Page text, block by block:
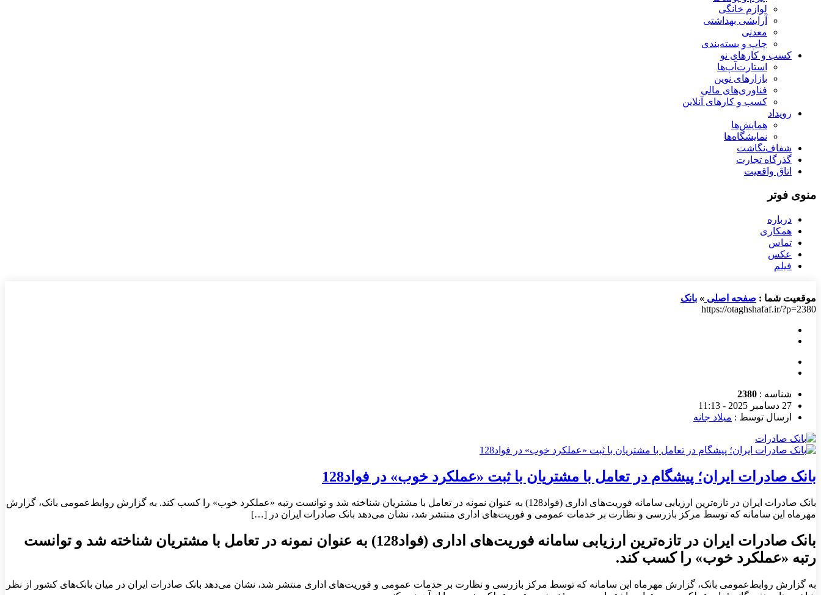
لوازم خانگی
آرایشی بهداشتی
معدنی
چاپ و بسته‌بندی
کسب و کارهای نو
استارت‌آپ‌ها
بازارهای نوین
فناوری‌های مالی
کسب و کارهای آنلاین
رویداد
همایش‌ها
نمایشگاه‌ها
شفاف‌نگاشت
گذرگاه تجارت
اتاق واقعیت
منوی فوتر
درباره
همکاری
تماس
عکس
فیلم
موقعیت شما : صفحه اصلی » بانک
https://otaghshafaf.ir/?p=2380
شناسه : 2380
27 دسامبر 2025 - 11:13
ارسال توسط : میلاد جانه
بانک صادرات ایران؛ پیشگام در تعامل با مشتریان با ثبت «عملکرد خوب» در فواد128
​بانک صادرات ایران در تازه‌ترین ارزیابی سامانه فوریت‌های اداری (فواد128) به عنوان نمونه در تعامل با مشتریان شناخته شد و توانست رتبه «عملکرد خوب» را کسب کند. به گزارش روابط‌عمومی بانک، گزارش
مهرماه این سامانه که توسط مرکز بازرسی و نظارت بر خدمات عمومی و فوریت‌های اداری منتشر شد، نشان می‌دهد بانک صادرات ایران در […]
​بانک صادرات ایران در تازه‌ترین ارزیابی سامانه فوریت‌های اداری (فواد128) به عنوان نمونه در تعامل با مشتریان شناخته شد و توانست
رتبه «عملکرد خوب» را کسب کند.
به گزارش روابط‌عمومی بانک، گزارش مهرماه این سامانه که توسط مرکز بازرسی و نظارت بر خدمات عمومی و فوریت‌های اداری منتشر شد، نشان می‌دهد بانک صادرات ایران در میان بانک‌های کشور از نظر